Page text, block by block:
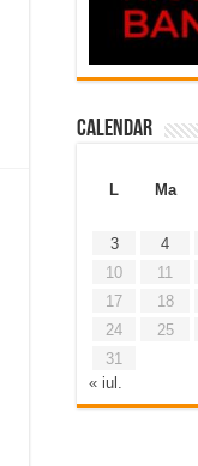
Calendar
L
Ma
3
4
10
11
17
18
24
25
31
« iul.